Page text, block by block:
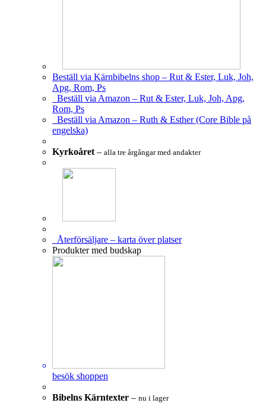
Beställ via Kärnbibelns shop – Rut & Ester, Luk, Joh,
Apg, Rom, Ps
Beställ via Amazon – Rut & Ester, Luk, Joh, Apg,
Rom, Ps
Beställ via Amazon – Ruth & Esther (Core Bible på
engelska)
Kyrkoåret – alla tre årgångar med andakter
Återförsäljare – karta över platser
Produkter med budskap
besök shoppen
Bibelns Kärntexter – nu i lager